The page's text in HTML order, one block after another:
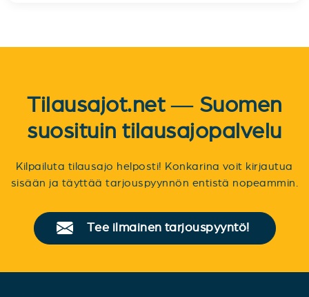
Tilausajot.net — Suomen
suosituin tilausajopalvelu
Kilpailuta tilausajo helposti! Konkarina voit kirjautua
sisään ja täyttää tarjouspyynnön entistä nopeammin.
Tee ilmainen tarjouspyyntö!